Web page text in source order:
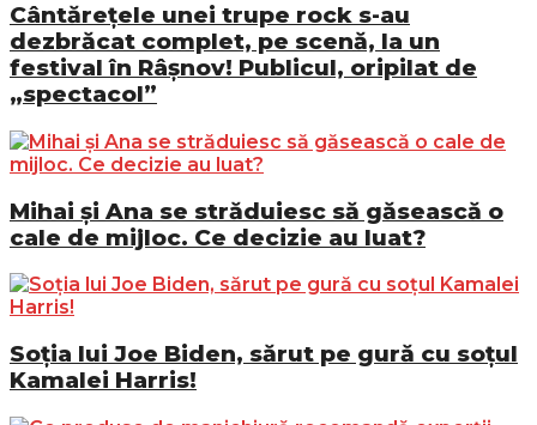
Cântărețele unei trupe rock s-au
dezbrăcat complet, pe scenă, la un
festival în Râșnov! Publicul, oripilat de
„spectacol”
Mihai și Ana se străduiesc să găsească o
cale de mijloc. Ce decizie au luat?
Soția lui Joe Biden, sărut pe gură cu soțul
Kamalei Harris!